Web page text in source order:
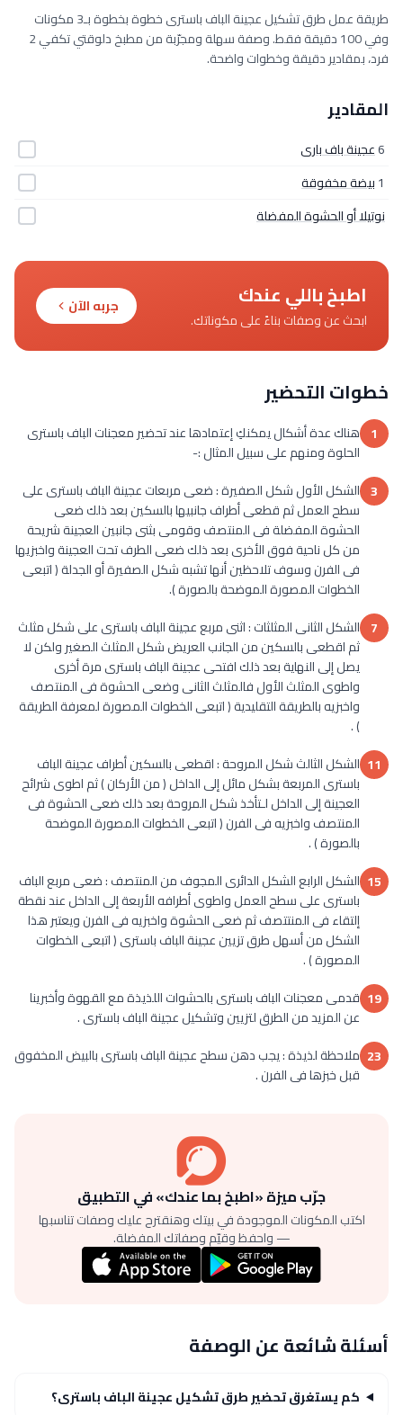
طريقة عمل طرق تشكيل عجينة الباف باسترى خطوة بخطوة بـ3 مكونات
وفي 100 دقيقة فقط. وصفة سهلة ومجرّبة من مطبخ دلوقتي تكفي 2
فرد، بمقادير دقيقة وخطوات واضحة.
المقادير
6عجينة باف بارى
1بيضة مخفوقة
نوتيلا أو الحشوة المفضلة
اطبخ باللي عندك
ابحث عن وصفات بناءً على مكوناتك.
جربه الآن
خطوات التحضير
1 هناك عدة أشكال يمكنكِ إعتمادها عند تحضير معجنات الباف باسترى
الحلوة ومنهم على سبيل المثال :-
3 الشكل الأول شكل الصفيرة : ضعى مربعات عجينة الباف باسترى على
سطح العمل ثم قطعى أطراف جانبيها بالسكين بعد ذلك ضعى
الحشوة المفضلة فى المنتصف وقومى بثنى جانبين العجينة شريحة
من كل ناحية فوق الأخرى بعد ذلك ضعى الطرف تحت العجينة واخبزيها
فى الفرن وسوف تلاحظين أنها تشبه شكل الصفيرة أو الجدلة ( اتبعى
الخطوات المصورة الموضحة بالصورة ).
7 الشكل الثانى المثلثات : اثنى مربع عجينة الباف باسترى على شكل مثلث
ثم اقطعى بالسكين من الجانب العريض شكل المثلث الصغير ولكن لا
يصل إلى النهاية بعد ذلك افتحى عجينة الباف باسترى مرة أخرى
واطوى المثلث الأول فالمثلث الثانى وضعى الحشوة فى المنتصف
واخبزيه بالطريقة التقليدية ( اتبعى الخطوات المصورة لمعرفة الطريقة
) .
11 الشكل الثالث شكل المروحة : اقطعى بالسكين أطراف عجينة الباف
باسترى المربعة بشكل مائل إلى الداخل ( من الأركان ) ثم اطوى شرائح
العجينة إلى الداخل لـتأخذ شكل المروحة بعد ذلك ضعى الحشوة فى
المنتصف واخبزيه فى الفرن ( اتبعى الخطوات المصورة الموضحة
بالصورة ) .
15 الشكل الرابع الشكل الدائرى المجوف من المنتصف : ضعى مربع الباف
باسترى على سطح العمل واطوى أطرافه الأربعة إلى الداخل عند نقطة
إلتقاء فى المنتتصف ثم ضعى الحشوة واخبزيه فى الفرن ويعتبر هذا
الشكل من أسهل طرق تزيين عجينة الباف باسترى ( اتبعى الخطوات
المصورة ) .
19 قدمى معجنات الباف باسترى بالحشوات اللذيذة مع القهوة وأخبرينا
عن المزيد من الطرق لتزيين وتشكيل عجينة الباف باسترى .
23 ملاحظة لذيذة : يجب دهن سطح عجينة الباف باسترى بالبيض المخفوق
قبل خبزها فى الفرن .
جرّب ميزة «اطبخ بما عندك» في التطبيق
اكتب المكونات الموجودة في بيتك وهنقترح عليك وصفات تناسبها
— واحفظ وقيّم وصفاتك المفضلة.
أسئلة شائعة عن الوصفة
كم يستغرق تحضير طرق تشكيل عجينة الباف باسترى؟